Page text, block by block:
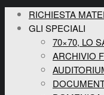
RICHIESTA
GLI SPECIALI
70×70, LO
ARCHIVIO